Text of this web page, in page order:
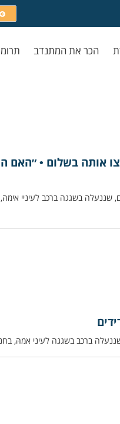
הכר את המתנדב
אותה בשלום • ״האם
שנתיים, שננעלה בשגגה ברכב לעיניי